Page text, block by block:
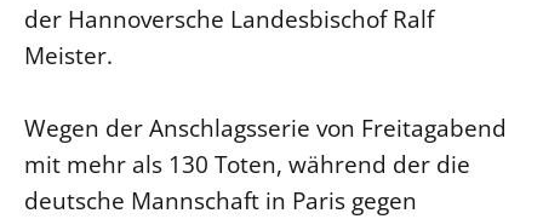
der Hannoversche Landesbischof Ralf
Meister.
Wegen der Anschlagsserie von Freitagabend
mit mehr als 130 Toten, während der die
deutsche Mannschaft in Paris gegen
Geschäftsstelle Landessynode
27. Landessynode
Kontakt
Hintergrund